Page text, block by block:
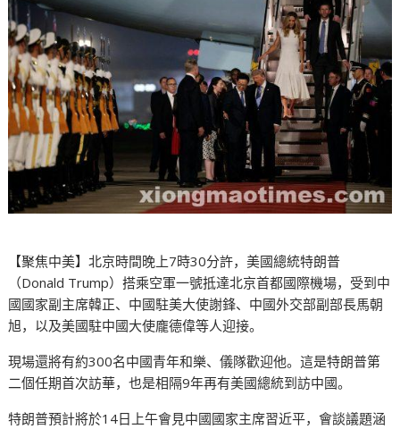
【聚焦中美】北京時間晚上7時30分許，美國總統特朗普
（Donald Trump）搭乘空軍一號抵達北京首都國際機場，受到中
國國家副主席韓正、中國駐美大使謝鋒、中國外交部副部長馬朝
旭，以及美國駐中國大使龐德偉等人迎接。
現場還將有約300名中國青年和樂、儀隊歡迎他。這是特朗普第
二個任期首次訪華，也是相隔9年再有美國總統到訪中國。
特朗普預計將於14日上午會見中國國家主席習近平，會談議題涵